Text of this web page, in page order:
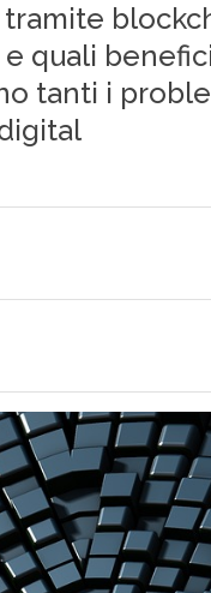
quali
tanti i